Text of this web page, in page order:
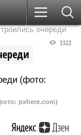
очереди
3322
pxhere.com)